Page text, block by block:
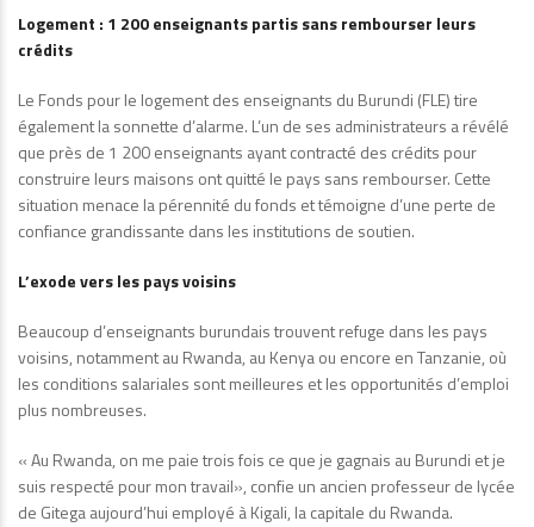
Logement : 1 200 enseignants partis sans rembourser leurs
crédits
Le Fonds pour le logement des enseignants du Burundi (FLE) tire
également la sonnette d’alarme. L’un de ses administrateurs a révélé
que près de 1 200 enseignants ayant contracté des crédits pour
construire leurs maisons ont quitté le pays sans rembourser. Cette
situation menace la pérennité du fonds et témoigne d’une perte de
confiance grandissante dans les institutions de soutien.
L’exode vers les pays voisins
Beaucoup d’enseignants burundais trouvent refuge dans les pays
voisins, notamment au Rwanda, au Kenya ou encore en Tanzanie, où
les conditions salariales sont meilleures et les opportunités d’emploi
plus nombreuses.
« Au Rwanda, on me paie trois fois ce que je gagnais au Burundi et je
suis respecté pour mon travail», confie un ancien professeur de lycée
de Gitega aujourd’hui employé à Kigali, la capitale du Rwanda.